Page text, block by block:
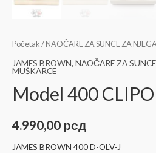
Početak / NAOČARE ZA SUNCE ZA
JAMES BROWN, NAOČARE ZA
MUŠKARCE
Model 400
4.990,00 рсд
JAMES BROWN 400 D-OLV-J